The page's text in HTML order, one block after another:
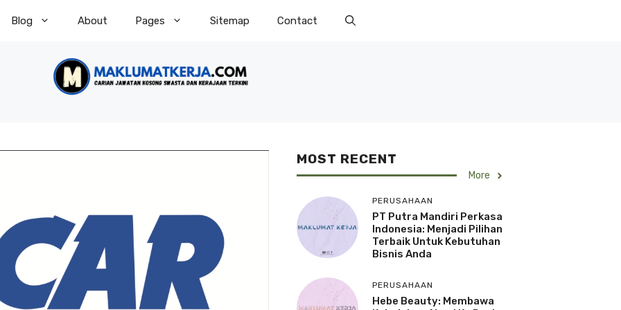
Blog About Pages Sitemap Contact
MOST RECENT
More
PERUSAHAAN
PT Putra Mandiri Perkasa
Indonesia: Menjadi Pilihan
Terbaik Untuk Kebutuhan
Bisnis Anda
PERUSAHAAN
Hebe Beauty: Membawa